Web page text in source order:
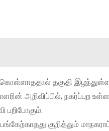
தகுதி
அறிவிப்பில், நகர்ப்புற
பறிபோகும்.
குறித்தும்